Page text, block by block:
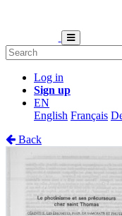
Log in
Sign up
EN
English Français
Back